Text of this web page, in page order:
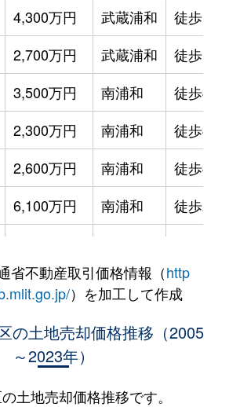
4,300万円 武蔵浦和
徒歩17
2,700万円 武蔵浦和
徒歩16
3,500万円 南浦和
徒歩45
2,300万円 南浦和
徒歩45
2,600万円 南浦和
徒歩45
6,100万円 南浦和
徒歩28
3,600万円 浦和
徒歩28
4,600万円
2,400万円 南浦和
省不動産取引価格情報（http
）を加工して作成
の土地売却価格推移（2005
～2023年）
土地売却価格推移です。